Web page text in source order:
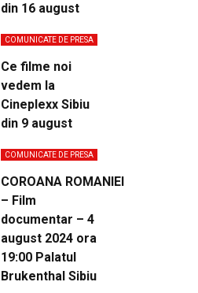
din 16 august
COMUNICATE DE PRESA
Ce filme noi
vedem la
Cineplexx Sibiu
din 9 august
COMUNICATE DE PRESA
COROANA ROMANIEI
– Film
documentar – 4
august 2024 ora
19:00 Palatul
Brukenthal Sibiu